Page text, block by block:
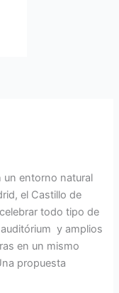
un entorno natural
el Castillo de
todo tipo de
y amplios
en un mismo
propuesta